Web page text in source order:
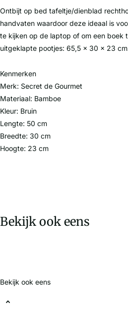
Ontbijt op bed tafeltje/dienblad
handvaten waardoor deze ideaal is
te kijken op de laptop of om een boek
uitgeklapte pootjes: 65,5 x 30 x 23
Kenmerken
Merk: Secret de Gourmet
Materiaal: Bamboe
Kleur: Bruin
Lengte: 50 cm
Breedte: 30 cm
Hoogte: 23 cm
Bekijk ook eens
Bekijk ook eens